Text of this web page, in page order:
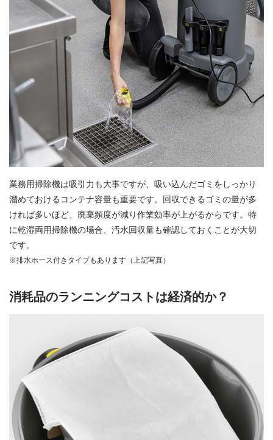
業務用掃除機は吸引力も大事ですが、吸い込んだゴミをしっかり
溜めておけるコンテナ容量も重要です。回収できるゴミの量が多
ければ多いほど、廃棄頻度が減り作業効率が上がるからです。特
に乾湿両用掃除機の場合、汚水回収量も確認しておくことが大切
です。
※排水ホース付きタイプもあります（上記写真）
消耗品のランニングコストは経済的か？